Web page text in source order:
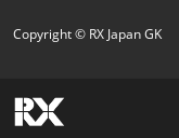
Copyright © RX Japan GK